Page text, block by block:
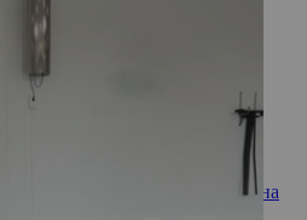
отстаивать свою позицию на